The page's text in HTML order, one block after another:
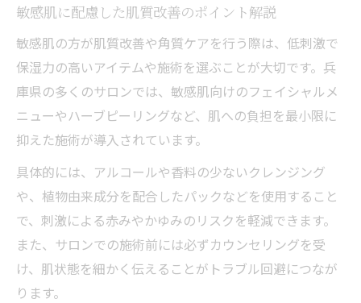
敏感肌に配慮した肌質改善のポイント解説
敏感肌の方が肌質改善や角質ケアを行う際は、低刺激で
保湿力の高いアイテムや施術を選ぶことが大切です。兵
庫県の多くのサロンでは、敏感肌向けのフェイシャルメ
ニューやハーブピーリングなど、肌への負担を最小限に
抑えた施術が導入されています。
具体的には、アルコールや香料の少ないクレンジング
や、植物由来成分を配合したパックなどを使用すること
で、刺激による赤みやかゆみのリスクを軽減できます。
また、サロンでの施術前には必ずカウンセリングを受
け、肌状態を細かく伝えることがトラブル回避につなが
ります。